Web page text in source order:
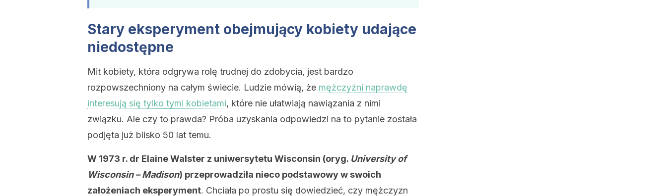
Stary eksperyment obejmujący kobiety udające
niedostępne
Mit kobiety, która odgrywa rolę trudnej do zdobycia, jest bardzo
rozpowszechniony na całym świecie. Ludzie mówią, że mężczyźni naprawdę
interesują się tylko tymi kobietami, które nie ułatwiają nawiązania z nimi
związku. Ale czy to prawda? Próba uzyskania odpowiedzi na to pytanie została
podjęta już blisko 50 lat temu.
W 1973 r. dr Elaine Walster z uniwersytetu Wisconsin (oryg. University of
Wisconsin – Madison) przeprowadziła nieco podstawowy w swoich
założeniach eksperyment. Chciała po prostu się dowiedzieć, czy mężczyzn